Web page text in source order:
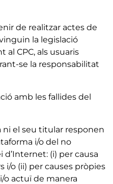
de realitzar actes de
la legislació
al CPC, als usuaris
se la responsabilitat
amb les fallides del
ni el seu titular responen
i/o del no
(i) per causa
i/o (ii) per causes pròpies
o actuï de manera